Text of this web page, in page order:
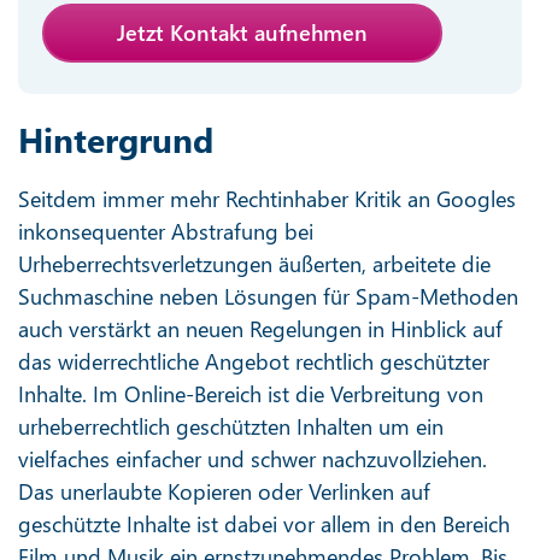
Jetzt Kontakt aufnehmen
Hintergrund
Seitdem immer mehr Rechtinhaber Kritik an Googles
inkonsequenter Abstrafung bei
Urheberrechtsverletzungen äußerten, arbeitete die
Suchmaschine neben Lösungen für Spam-Methoden
auch verstärkt an neuen Regelungen in Hinblick auf
das widerrechtliche Angebot rechtlich geschützter
Inhalte. Im Online-Bereich ist die Verbreitung von
urheberrechtlich geschützten Inhalten um ein
vielfaches einfacher und schwer nachzuvollziehen.
Das unerlaubte Kopieren oder Verlinken auf
geschützte Inhalte ist dabei vor allem in den Bereich